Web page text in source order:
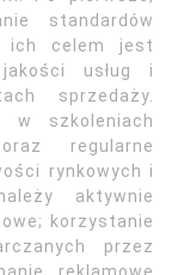
standardów
ich celem jest
usług i
sprzedaży.
w szkoleniach
regularne
rynkowych i
aktywnie
korzystanie
przez